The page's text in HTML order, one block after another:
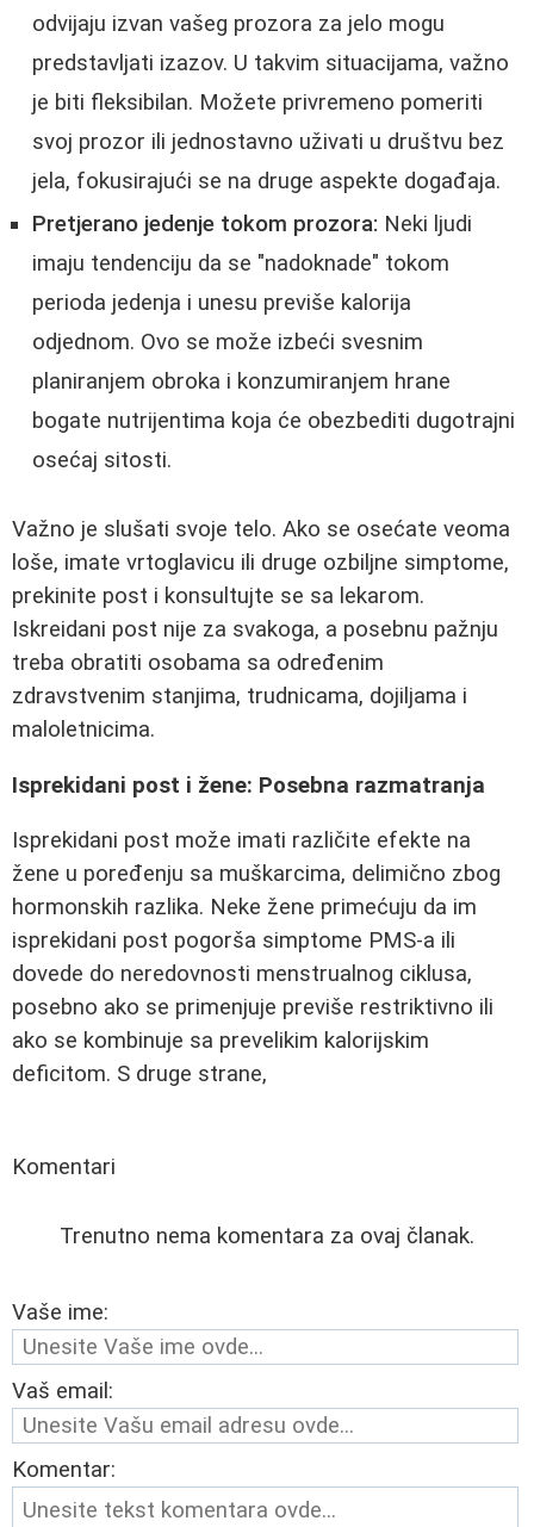
odvijaju izvan vašeg prozora za jelo mogu
predstavljati izazov. U takvim situacijama, važno
je biti fleksibilan. Možete privremeno pomeriti
svoj prozor ili jednostavno uživati u društvu bez
jela, fokusirajući se na druge aspekte događaja.
Pretjerano jedenje tokom prozora: Neki ljudi
imaju tendenciju da se "nadoknade" tokom
perioda jedenja i unesu previše kalorija
odjednom. Ovo se može izbeći svesnim
planiranjem obroka i konzumiranjem hrane
bogate nutrijentima koja će obezbediti dugotrajni
osećaj sitosti.
Važno je slušati svoje telo. Ako se osećate veoma
loše, imate vrtoglavicu ili druge ozbiljne simptome,
prekinite post i konsultujte se sa lekarom.
Iskreidani post nije za svakoga, a posebnu pažnju
treba obratiti osobama sa određenim
zdravstvenim stanjima, trudnicama, dojiljama i
maloletnicima.
Isprekidani post i žene: Posebna razmatranja
Isprekidani post može imati različite efekte na
žene u poređenju sa muškarcima, delimično zbog
hormonskih razlika. Neke žene primećuju da im
isprekidani post pogorša simptome PMS-a ili
dovede do neredovnosti menstrualnog ciklusa,
posebno ako se primenjuje previše restriktivno ili
ako se kombinuje sa prevelikim kalorijskim
deficitom. S druge strane,
Komentari
Trenutno nema komentara za ovaj članak.
Vaše ime:
Vaš email:
Komentar: